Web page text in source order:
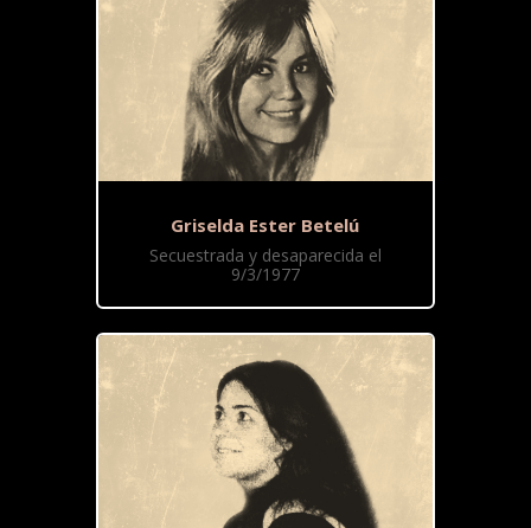
Griselda Ester Betelú
Secuestrada y desaparecida el
9/3/1977